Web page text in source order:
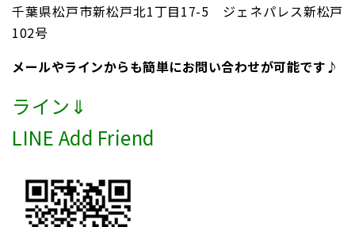
千葉県松戸市新松戸北1丁目17-5 ジェネパレス新松戸
102号
メールやラインからも簡単にお問い合わせが可能です♪
ライン⇓
LINE Add Friend